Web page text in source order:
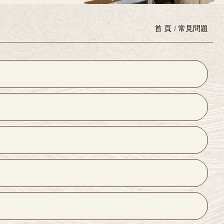
首 頁 常見問題